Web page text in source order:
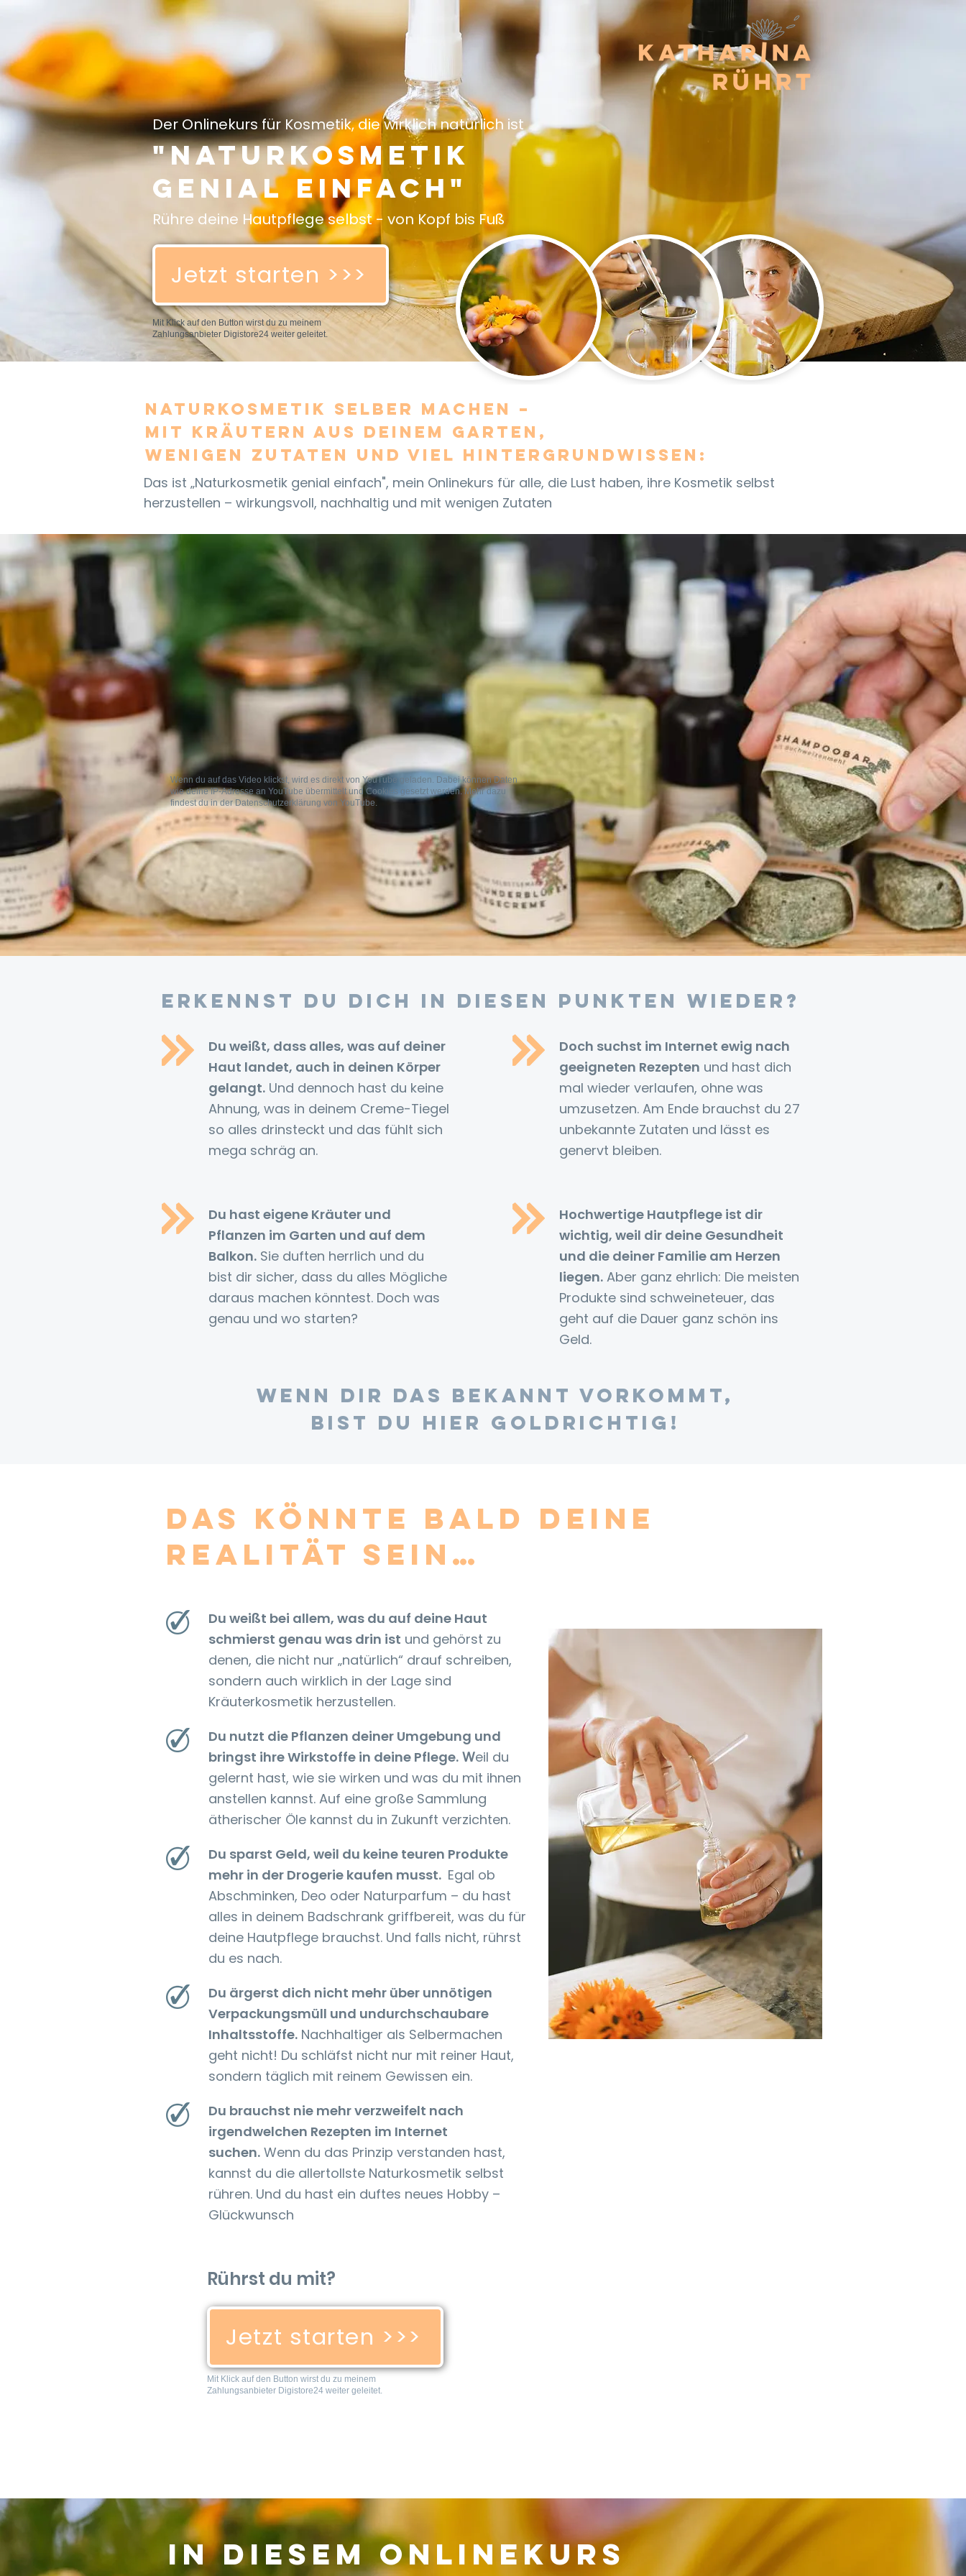
Der Onlinekurs für Kosmetik, die wirklich natürlich ist
"Naturkosmetik
genial einfach"
Rühre deine Hautpflege selbst - von Kopf bis Fuß
Jetzt starten >>>
Mit Klick auf den Button wirst du zu meinem
Zahlungsanbieter Digistore24 weiter geleitet.
Naturkosmetik selber machen –
mit Kräutern aus deinem Garten,
wenigen Zutaten und viel Hintergrundwissen:
Das ist „Naturkosmetik genial einfach", mein Onlinekurs für alle, die Lust haben, ihre Kosmetik selbst
herzustellen – wirkungsvoll, nachhaltig und mit wenigen Zutaten
Wenn du auf das Video klickst, wird es direkt von YouTube geladen. Dabei können Daten
wie deine IP-Adresse an YouTube übermittelt und Cookies gesetzt werden. Mehr dazu
findest du in der Datenschutzerklärung von YouTube.
Erkennst du dich in diesen Punkten wieder?
Du weißt, dass alles, was auf deiner
Haut landet, auch in deinen Körper
gelangt. Und dennoch hast du keine
Ahnung, was in deinem Creme-Tiegel
so alles drinsteckt und das fühlt sich
mega schräg an.
Du hast eigene Kräuter und
Pflanzen im Garten und auf dem
Balkon. Sie duften herrlich und du
bist dir sicher, dass du alles Mögliche
daraus machen könntest. Doch was
genau und wo starten?
Doch suchst im Internet ewig nach
geeigneten Rezepten und hast dich
mal wieder verlaufen, ohne was
umzusetzen. Am Ende brauchst du 27
unbekannte Zutaten und lässt es
genervt bleiben.
Hochwertige Hautpflege ist dir
wichtig, weil dir deine Gesundheit
und die deiner Familie am Herzen
liegen. Aber ganz ehrlich: Die meisten
Produkte sind schweineteuer, das
geht auf die Dauer ganz schön ins
Geld.
Wenn dir das bekannt vorkommt,
bist du hier goldrichtig!
Das könnte bald deine
Realität sein…
Du weißt bei allem, was du auf deine Haut
schmierst genau was drin ist und gehörst zu
denen, die nicht nur „natürlich“ drauf schreiben,
sondern auch wirklich in der Lage sind
Kräuterkosmetik herzustellen.
Du nutzt die Pflanzen deiner Umgebung und
bringst ihre Wirkstoffe in deine Pflege. Weil du
gelernt hast, wie sie wirken und was du mit ihnen
anstellen kannst. Auf eine große Sammlung
ätherischer Öle kannst du in Zukunft verzichten.
Du sparst Geld, weil du keine teuren Produkte
mehr in der Drogerie kaufen musst. Egal ob
Abschminken, Deo oder Naturparfum – du hast
alles in deinem Badschrank griffbereit, was du für
deine Hautpflege brauchst. Und falls nicht, rührst
du es nach.
Du ärgerst dich nicht mehr über unnötigen
Verpackungsmüll und undurchschaubare
Inhaltsstoffe. Nachhaltiger als Selbermachen
geht nicht! Du schläfst nicht nur mit reiner Haut,
sondern täglich mit reinem Gewissen ein.
Du brauchst nie mehr verzweifelt nach
irgendwelchen Rezepten im Internet
suchen. Wenn du das Prinzip verstanden hast,
kannst du die allertollste Naturkosmetik selbst
rühren. Und du hast ein duftes neues Hobby –
Glückwunsch
Rührst du mit?
Jetzt starten >>>
Mit Klick auf den Button wirst du zu meinem
Zahlungsanbieter Digistore24 weiter geleitet.
In diesem Onlinekurs